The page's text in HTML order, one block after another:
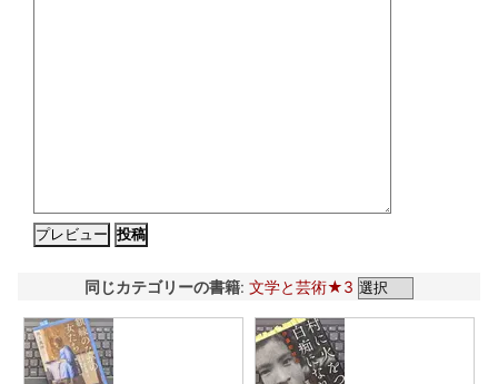
同じカテゴリーの書籍: 文学と芸術★3